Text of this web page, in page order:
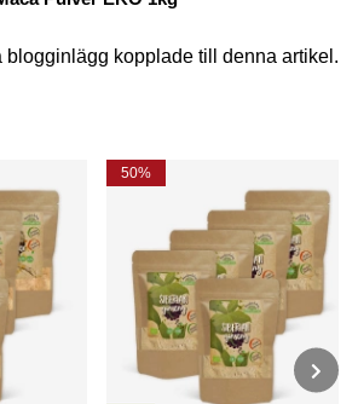
blogginlägg kopplade till denna artikel.
50%